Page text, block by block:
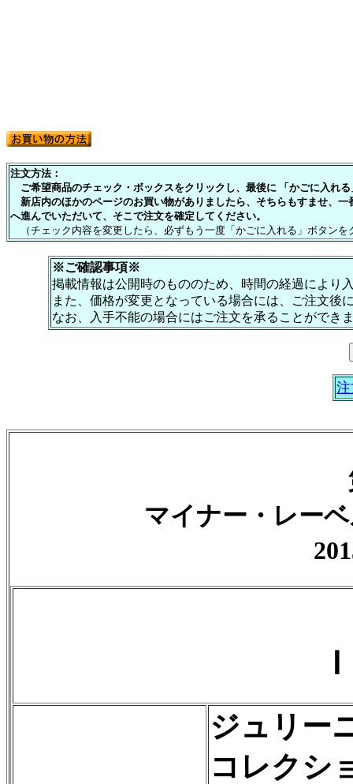
注文方法：
ご希望商品のチェック・ボックスをクリックし、最後に 「かごに入れ
新店内のほかのページのお買い物がありましたら、そちらもすませ、一
へ進んでいただいて、そこで注文を確定してください。
（チェック内容を変更したら、必ずもう一度「かごに入れる」ボタン
※ご確認事項※
掲載情報は公開時のもののため、時間の経過により
また、価格が変更となっている場合には、ご注文後
なお、入手不能の場合にはご注文を承ることができ
マイナー・レー
ジュリー
コレクシ